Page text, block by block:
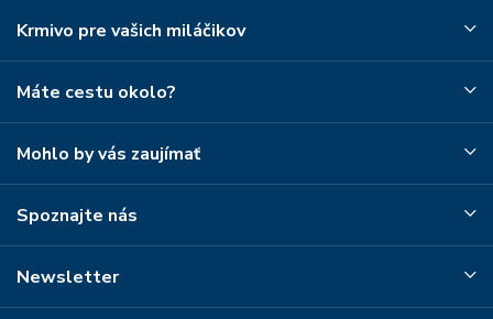
Krmivo pre vašich miláčikov
Máte cestu okolo?
Mohlo by vás zaujímať
Spoznajte nás
Newsletter